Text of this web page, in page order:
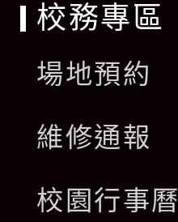
校務專區
場地預約
維修通報
校園行事曆